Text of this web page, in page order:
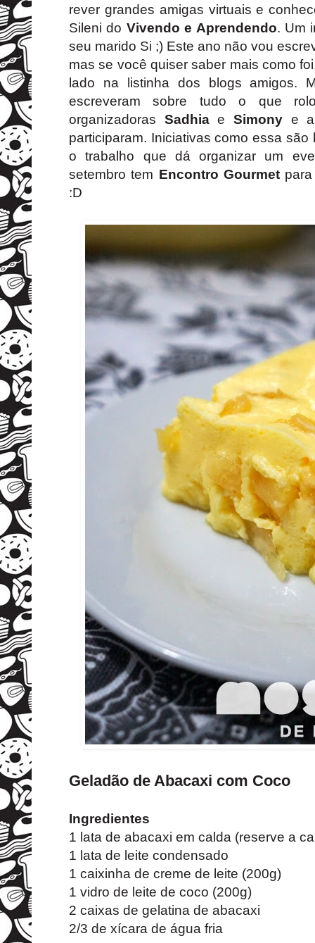
rever grandes amigas virtuais e
Sileni do Vivendo e Aprendendo. Um
seu marido Si ;) Este ano não vou
mas se você quiser saber mais como
lado na listinha dos blogs amigos.
escreveram sobre tudo o que
organizadoras SadhiaeSimony e a
participaram. Iniciativas como essa
o trabalho que dá organizar um
setembro tem Encontro Gourmet
:D
Geladão de Abacaxi com Coco
Ingredientes
1 lata de abacaxi em calda (reserve a
1 lata de leite condensado
1 caixinha de creme de leite (200g)
1 vidro de leite de coco (200g)
2 caixas de gelatina de abacaxi
2/3 de xícara de água fria